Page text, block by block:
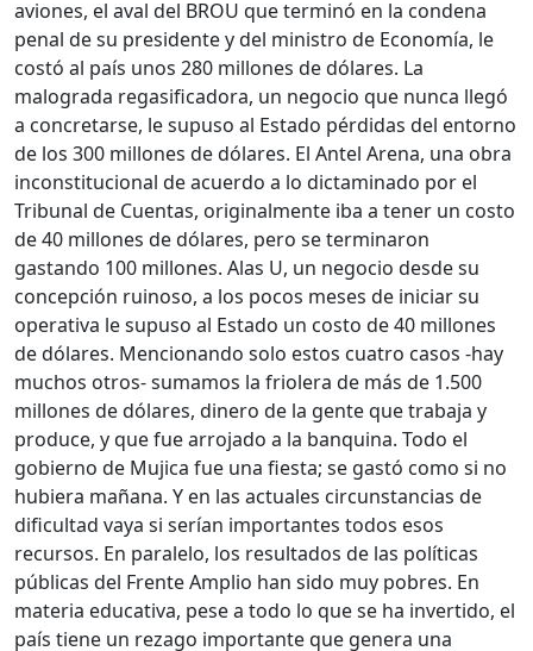
aviones, el aval del BROU que terminó en la condena
penal de su presidente y del ministro de Economía, le
costó al país unos 280 millones de dólares. La
malograda regasificadora, un negocio que nunca llegó
a concretarse, le supuso al Estado pérdidas del entorno
de los 300 millones de dólares. El Antel Arena, una obra
inconstitucional de acuerdo a lo dictaminado por el
Tribunal de Cuentas, originalmente iba a tener un costo
de 40 millones de dólares, pero se terminaron
gastando 100 millones. Alas U, un negocio desde su
concepción ruinoso, a los pocos meses de iniciar su
operativa le supuso al Estado un costo de 40 millones
de dólares. Mencionando solo estos cuatro casos -hay
muchos otros- sumamos la friolera de más de 1.500
millones de dólares, dinero de la gente que trabaja y
produce, y que fue arrojado a la banquina. Todo el
gobierno de Mujica fue una fiesta; se gastó como si no
hubiera mañana. Y en las actuales circunstancias de
dificultad vaya si serían importantes todos esos
recursos. En paralelo, los resultados de las políticas
públicas del Frente Amplio han sido muy pobres. En
materia educativa, pese a todo lo que se ha invertido, el
país tiene un rezago importante que genera una